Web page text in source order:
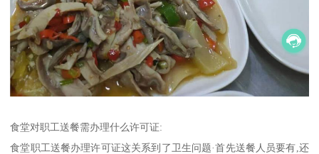
食堂对职工送餐需办理什么许可证:
食堂职工送餐办理许可证这关系到了卫生问题·首先送餐人员要有,还